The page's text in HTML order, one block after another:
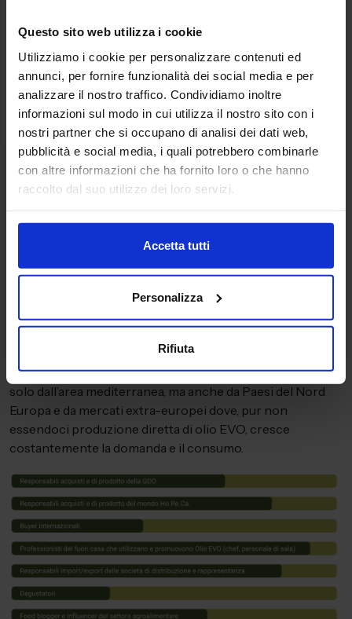
Questo sito web utilizza i cookie
Utilizziamo i cookie per personalizzare contenuti ed
annunci, per fornire funzionalità dei social media e per
analizzare il nostro traffico. Condividiamo inoltre
informazioni sul modo in cui utilizza il nostro sito con i
nostri partner che si occupano di analisi dei dati web,
pubblicità e social media, i quali potrebbero combinarle
con altre informazioni che ha fornito loro o che hanno
raccolto dal suo utilizzo dei loro servizi.
Accetta tutti
Personalizza
Rifiuta
workshop
internazionali
20
associazioni,
enti e istituzioni
Chi visita EVOLIO Expo?
Nel 2026 la manifestazione ha registrato la
presenza di 6.720 visitatori altamente
profilati, con ruoli decisionali chiave nei
settori HoReCa, GDO, distribuzione e
Un pubblico qualificato e internazionale, proveniente non
solo dall’area mediterranea, ma anche da Paesi del Nord
Europa e da mercati extra-europei dove, pur non
essendoci produzione diretta di olio EVO, cresce
costantemente la domanda e il consumo.